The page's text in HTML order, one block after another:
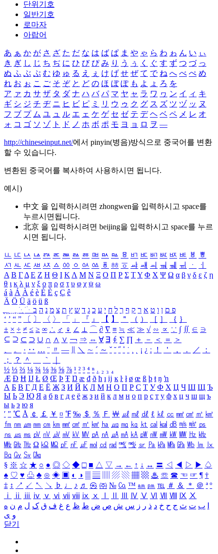
단위기호
일반기호
로마자
아랍어
あ ぁ か が さ ざ た だ な は ば ぱ ま や ゃ ら わ ゎ ん い ぃ
き ぎ し じ ち ぢ に ひ び ぴ み り う ぅ く ぐ す ず つ づ っ
ぬ ふ ぶ ぷ む ゆ ゅ る え ぇ け げ せ ぜ て で ね へ べ ぺ め
れ お ぉ こ ご そ ぞ と ど の ほ ぼ ぽ も よ ょ ろ を
ア ァ カ サ ザ タ ダ ナ ハ バ パ マ ヤ ャ ラ ワ ヮ ン イ ィ キ
ギ シ ジ チ ヂ ニ ヒ ビ ピ ミ リ ウ ゥ ク グ ス ズ ツ ヅ ッ ヌ
フ ブ プ ム ユ ュ ル エ ェ ケ ゲ セ ゼ テ デ ヘ ベ ペ メ レ オ
ォ コ ゴ ソ ゾ ト ド ノ ホ ボ ポ モ ヨ ョ ロ ヲ ―
http://chineseinput.net/에서 pinyin(병음)방식으로 중국어를 변환
할 수 있습니다.
변환된 중국어를 복사하여 사용하시면 됩니다.
예시)
中文 을 입력하시려면 zhongwen을 입력하시고 space를
누르시면됩니다.
北京 을 입력하시려면 beijing을 입력하시고 space를 누르
시면 됩니다.
ㅥ ㅦ ㅧ ㅨ ㅩ ㅪ ㅫ ㅬ ㅭ ㅮ ㅯ ㅰ ㅱ ㅲ ㅳ ㅴ ㅵ ㅶ ㅷ ㅸ
ㅹ
ㅺ ㅻ ㅼ ㅽ ㅾ ㅿ ㆀ ㆁ ㆂ ㆃ ㆄ ㆅ ㆆ ㆇ ㆈ ㆉ ㆊ ㆋ ㆌ ㆍ
ㆎ
Α Β ΓΔ Ε Ζ Η Θ Ι ΚΛ Μ Ν Ξ Ο Π Ρ Σ ΤΥ Φ Χ Ψ Ω α β γ δ ε ζ η
θ ι κ λ μ ν ξ ο π ρ σ τ υ φ χ ψ ω
á à Á À é è É È ç Ç ê
Ä Ö Ü ä ö ü ß
ִֶֹ ֻּ ׁׂ פ ם ן ו ט א ר ק ף ך ל ח י ע כ ג ד ש ץ ת צ מ נ ה ב
‘ ’ “ ” 〔 〕 〈 〉 「 」 『 』 【 】 ＂ （ ） ［ ］ ｛ ｝
± × ÷ ≠ ≤ ≥ ∞ ∴ ♂ ♀ ∠ ⊥ ⌒ ∂ ∇ ≡ ≒ ≪ ≫ √ ∽ ∝ ∵ ∫ ∬ ∈ ∋
⊆ ⊇ ⊂ ⊃ ∪ ∩ ∧ ∨ ￢ ⇒ ⇔ ∀ ∃ ∮ ∑ ∏ ＋ － ＜ ＝
＞
、
。 · ‥ … ¨ 〃 ― ＼ ∼ ´ ～ ˇ ˘ ˝ ˚ ˙ ¸ ¡ ¿ ː ！ ＇ ， ． ／
：
；
？ ＾ ｀
½ ⅓ ⅔ ¼ ¾ ⅛ ⅜ ⅝ ⅞ ¹ ² ³ ⁴ ⁿ ₁ ₂ ₃ ₄
Æ Ð Ħ Ĳ Ł Ø Œ Þ Ŧ Ŋ æ đ ð ħ ı ĳ ĸ ŀ ł ø œ ß þ ŧ ŋ ŉ
А Б В Г Д Е Ё Ж З И Й К Л М Н О П Р С Т У Ф Х Ц Ч Ш Щ Ъ
Ы Ь Э Ю Я а б в г д е ё ж з и й к л м н о п р с т у ф х ц ч ш щ ъ
ы ь э ю я
′ ″ ℃ Å ￠ ￡ ￥ ¤ ℉ ‰ ＄ ％ Ｆ ￦ ㎕ ㎖ ㎗ ℓ ㎘ ㏄ ㎣ ㎤ ㎥ ㎦
㎙ ㎚ ㎛ ㎜ ㎝ ㎞ ㎟ ㎠ ㎡ ㎢ ㏊ ㎍ ㎎ ㎏ ㏏ ㎈ ㎉ ㏈ ㎧ ㎨ ㎰
㎱ ㎲ ㎳ ㎴ ㎵ ㎶ ㎷ ㎸ ㎹ ㎀ ㎁ ㎂ ㎃ ㎄ ㎺ ㎻ ㎽ ㎾ ㎿ ㎐ ㎑
㎒ ㎓ ㎔ Ω ㏀ ㏁ ㎊ ㎋ ㎌ ㏖ ㏅ ㎭ ㎮ ㎯ ㏛ ㎩ ㎪ ㎫ ㎬ ㏝ ㏐
㏓
㏃ ㏉ ㏜ ㏆
§ ※ ☆ ★ ○ ● ◎ ◇ ◆ □ ■ △ ▽ → ← ↑ ↓ ↔ 〓 ◁ ◀ ▷ ▶ ♤
♠ ♡ ♥ ♧ ♣ ⊙ ◈ ▣ ◐ ◑ ▒ ▤ ▨ ▧ ▦ ▩ ♨ ☏ ☎ ☜ ☞ ¶ †
‡ ↕ ↗ ↙ ↖ ↘ ♭ ♩ ♪ ♬ ㉿ ㈜ № ㏇ ™ ㏂ ㏘ ℡ ＃ ＆ ＊ ＠ ª º
ⅰ
ⅱ ⅲ ⅳ ⅴ ⅵ ⅶ ⅷ ⅸ ⅹ Ⅳ Ⅴ Ⅵ Ⅶ Ⅷ Ⅸ Ⅹ
ب ت ث ج ح خ د ذ ر ز س ش ص ض ط ظ ع غ ف ق ک ل م ن ه
و ی
닫기